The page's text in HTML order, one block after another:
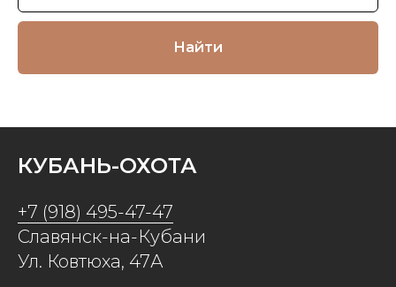
Найти
КУБАНЬ-ОХОТА
+7 (918) 495-47-47
Славянск-на-Кубани
Ул. Ковтюха, 47А